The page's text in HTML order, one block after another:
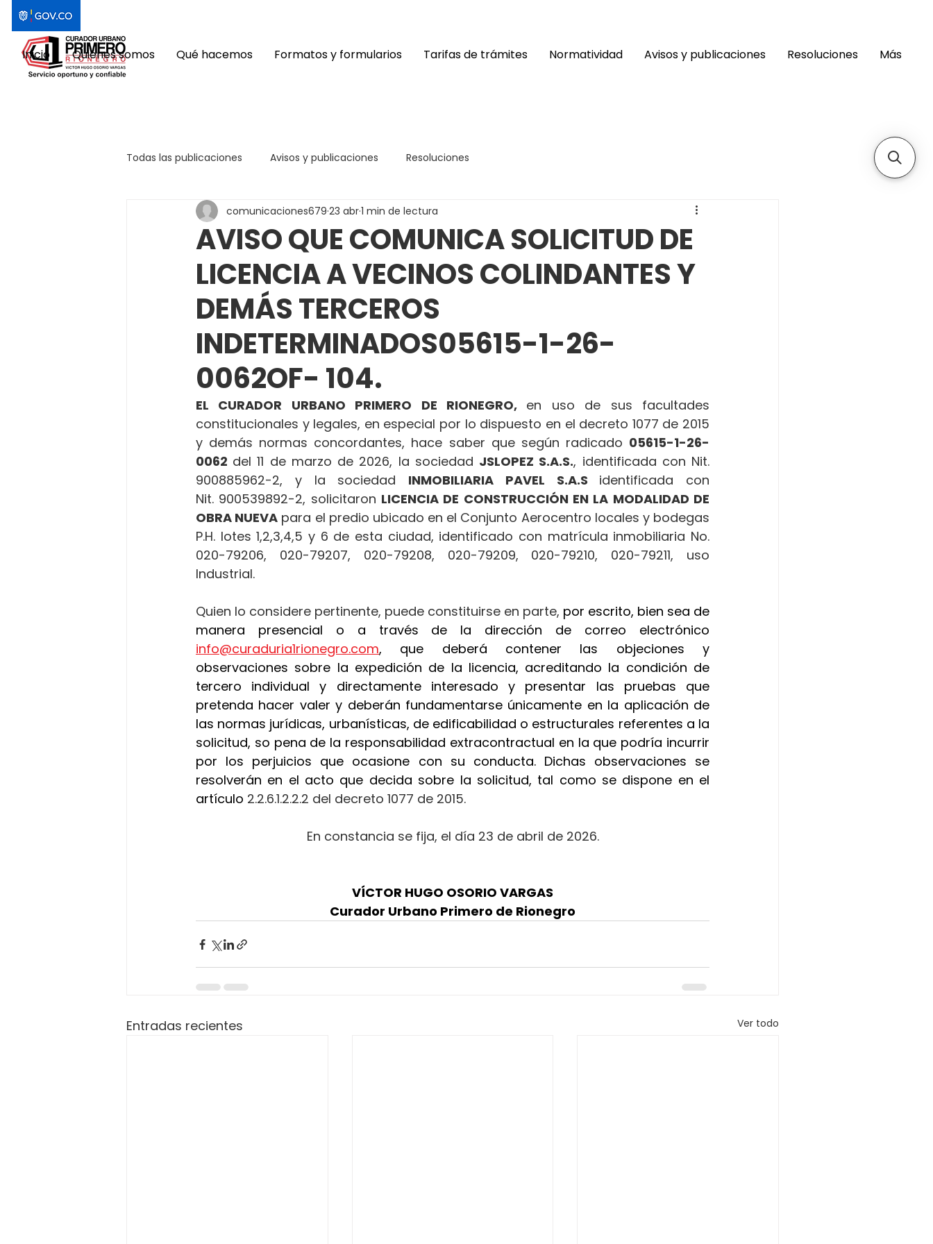
Inicio Quiénes somos Qué hacemos Formatos y formularios Tarifas de trámites Normatividad Avisos y publicaciones Resoluciones Más
Todas las publicaciones Avisos y publicaciones Resoluciones
AVISO QUE COMUNICA SOLICITUD DE
LICENCIA A VECINOS COLINDANTES Y
DEMÁS TERCEROS
INDETERMINADOS05615-1-26-
0062OF- 104.
comunicaciones679 23 abr1 min de lectura
EL CURADOR URBANO PRIMERO DE RIONEGRO, en uso de sus facultades
constitucionales y legales, en especial por lo dispuesto en el decreto 1077 de 2015
y demás normas concordantes, hace saber que según radicado 05615-1-26-
0062 del 11 de marzo de 2026, la sociedad JSLOPEZ S.A.S., identificada con Nit.
900885962-2, y la sociedad INMOBILIARIA PAVEL S.A.S identificada con
Nit. 900539892-2, solicitaron LICENCIA DE CONSTRUCCIÓN EN LA MODALIDAD DE
OBRA NUEVA para el predio ubicado en el Conjunto Aerocentro locales y bodegas
P.H. lotes 1,2,3,4,5 y 6 de esta ciudad, identificado con matrícula inmobiliaria No.
020-79206, 020-79207, 020-79208, 020-79209, 020-79210, 020-79211, uso
Industrial.
Quien lo considere pertinente, puede constituirse en parte, por escrito, bien sea de
info@curaduria1rionegro.com, que deberá contener las objeciones y
observaciones sobre la expedición de la licencia, acreditando la condición de
tercero individual y directamente interesado y presentar las pruebas que
pretenda hacer valer y deberán fundamentarse únicamente en la aplicación de
las normas jurídicas, urbanísticas, de edificabilidad o estructurales referentes a la
solicitud, so pena de la responsabilidad extracontractual en la que podría incurrir
por los perjuicios que ocasione con su conducta. Dichas observaciones se
resolverán en el acto que decida sobre la solicitud, tal como se dispone en el
artículo 2.2.6.1.2.2.2 del decreto 1077 de 2015.
En constancia se fija, el día 23 de abril de 2026.
VÍCTOR HUGO OSORIO VARGAS
Curador Urbano Primero de Rionegro
Entradas recientes Ver todo